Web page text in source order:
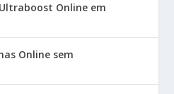
Online em
Online sem